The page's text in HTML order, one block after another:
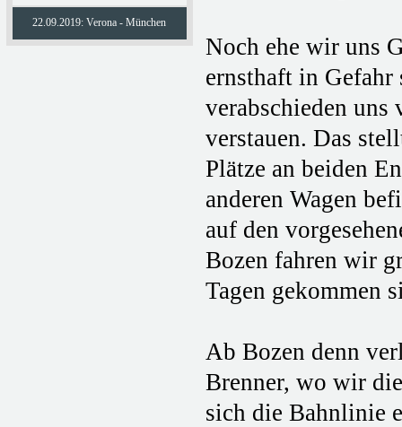
22.09.2019: Verona - München
Noch ehe wir uns
ernsthaft in
verabschieden uns
verstauen. Das
Plätze an beiden
anderen Wagen
auf den
Bozen fahren wir
Tagen gekommen
Ab Bozen denn
Brenner, wo wir
sich die Bahnlinie